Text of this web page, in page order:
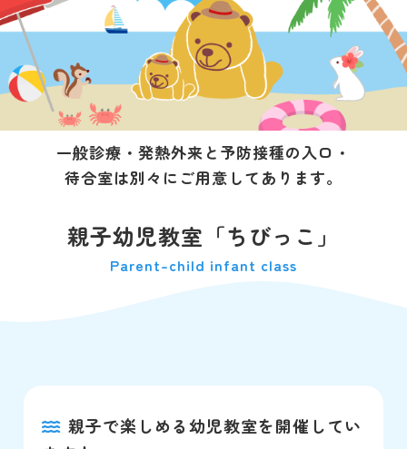
一般診療・発熱外来と予防接種の入口・
待合室は別々にご用意してあります。
親子幼児教室「ちびっこ」
Parent-child infant class
親子で楽しめる幼児教室を開催してい